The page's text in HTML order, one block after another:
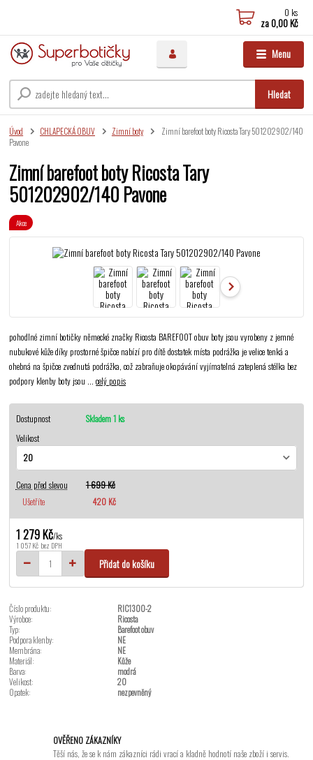
Menu
Hledat
0 ks
za0,00 Kč
Úvod CHLAPECKÁ OBUV Zimní boty
Zimní barefoot boty Ricosta Tary 501202902/140
Pavone
Zimní barefoot boty Ricosta Tary
501202902/140 Pavone
Akce
pohodlné zimní botičky německé značky Ricosta BAREFOOT obuv boty jsou vyrobeny z jemné
nubukové kůže díky prostorné špičce nabízí pro dítě dostatek místa podrážka je velice tenká a
ohebná na špičce zvednutá podrážka, což zabraňuje okopávání vyjímatelná zateplená stélka bez
podpory klenby boty jsou ...celý popis
Dostupnost
Skladem 1 ks
Velikost
Cena před slevou
1 699 Kč
Ušetříte
420 Kč
1 279 Kč/ks
1 057 Kč bez DPH
Přidat do košíku
Číslo produktu:
RIC1300-2
Výrobce:
Ricosta
Typ:
Barefoot obuv
Podpora klenby:
NE
Membrána:
NE
Materiál:
Kůže
Barva:
modrá
Velikost:
20
Opatek:
nezpevněný
OVĚŘENO ZÁKAZNÍKY
Těší nás, že se k nám zákazníci rádi vrací a kladně hodnotí naše zboží i servis.